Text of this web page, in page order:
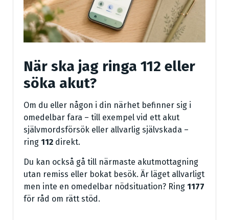
När ska jag ringa 112 eller
söka akut?
Om du eller någon i din närhet befinner sig i
omedelbar fara – till exempel vid ett akut
självmordsförsök eller allvarlig självskada –
ring 112 direkt.
Du kan också gå till närmaste akutmottagning
utan remiss eller bokat besök. Är läget allvarligt
men inte en omedelbar nödsituation? Ring 1177
för råd om rätt stöd.